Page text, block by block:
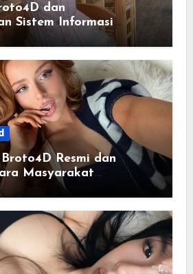
dan
Sistem Informasi
Resmi dan
Masyarakat
Berbasis Data